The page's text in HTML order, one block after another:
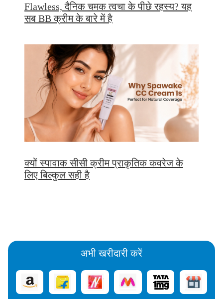
Flawless, दैनिक चमक त्वचा के पीछे रहस्य? यह
सब BB क्रीम के बारे में है
क्यों स्पावाक सीसी क्रीम प्राकृतिक कवरेज के
लिए बिल्कुल सही है
अभी खरीदारी करें